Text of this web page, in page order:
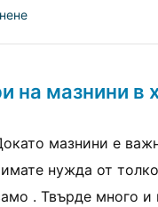
на мазнини в
мазнини е
нужда от
. Твърде много